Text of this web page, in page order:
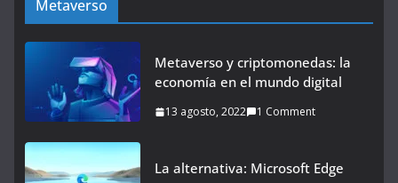
Metaverso
Metaverso y criptomonedas: la
economía en el mundo digital
13 agosto, 2022 1 Comment
La alternativa: Microsoft Edge